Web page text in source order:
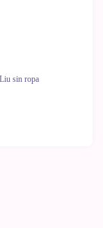
sin ropa